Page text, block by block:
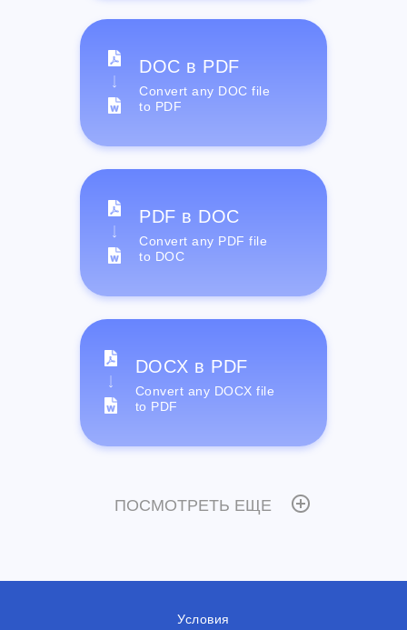
DOC в PDF
Convert any DOC file
to PDF
PDF в DOC
Convert any PDF file
to DOC
DOCX в PDF
Convert any DOCX file
to PDF
ПОСМОТРЕТЬ ЕЩЕ
Условия